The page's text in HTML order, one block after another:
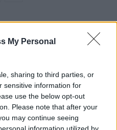
My Personal
sharing to third parties, or
sensitive information for
use the below opt-out
Please note that after your
may continue seeing
που φέρνουν
ευρώ